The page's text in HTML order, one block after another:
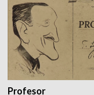
Profesor